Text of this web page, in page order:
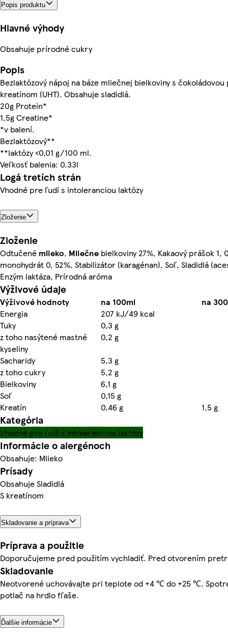
Popis produktu
Hlavné výhody
Obsahuje prírodné cukry
Popis
Bezlaktózový nápoj na báze mliečnej bielkoviny s
kreatínom (UHT). Obsahuje sladidlá.
20g Protein*
1,5g Creatine*
*v balení.
Bezlaktózový**
**laktózy <0,01 g/100 ml.
Veľkosť balenia: 0.33l
Logá tretích strán
Vhodné pre ľudí s intoleranciou laktózy
Zloženie
Zloženie
Odtučené mlieko, Mliečne bielkoviny 27%, Kakaový prášok 1,
monohydrát 0, 52%, Stabilizátor (karagénan), Soľ, Sladidlá
Enzým laktáza, Prírodná aróma
Výživové údaje
Výživové hodnoty na 100ml
na
Energia
207 kJ/49 kcal
Tuky
0,3 g
z toho nasýtené mastné
kyseliny
0,2 g
Sacharidy
5,3 g
z toho cukry
5,2 g
Bielkoviny
6,1 g
Soľ
0,15 g
Kreatín
0,46 g 1,5 g
Kategória
Vhodné pre ľudí s intoleranciou laktózy
Informácie o alergénoch
Obsahuje: Mlieko
Prísady
Obsahuje Sladidlá
S kreatínom
Skladovanie a príprava
Príprava a použitie
Doporučujeme pred použitím vychladiť. Pred otvorením
Skladovanie
Neotvorené uchovávajte pri teplote od +4 ℃ do +25 ℃.
potlač na hrdlo fľaše.
Ďalšie informácie